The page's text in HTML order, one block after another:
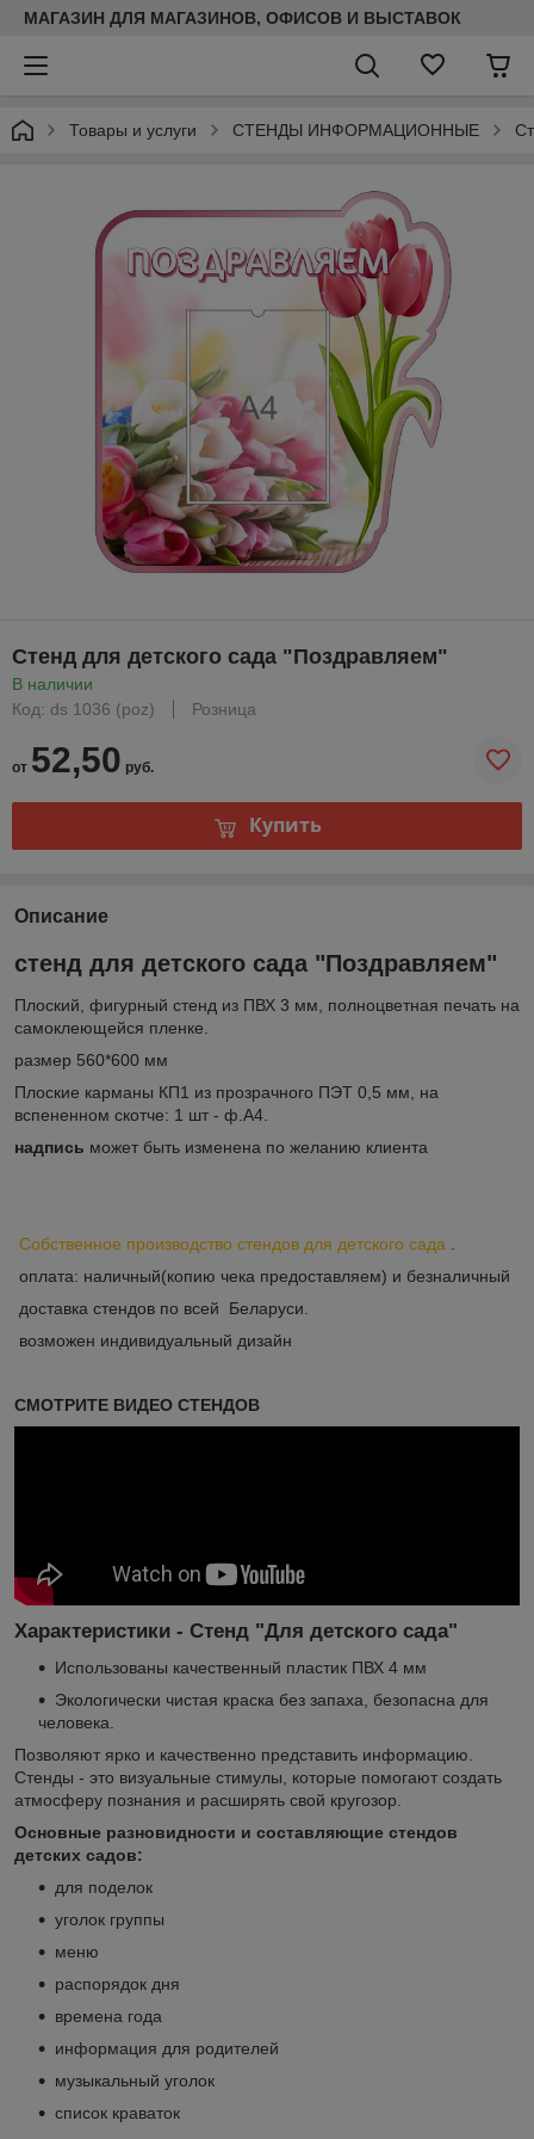
МАГАЗИН ДЛЯ МАГАЗИНОВ, ОФИСОВ И ВЫСТАВОК
Товары и услуги СТЕНДЫ ИНФОРМАЦИОННЫЕ
Стенд для детского сада "Поздравляем"
В наличии
Код: ds 1036 (poz)
Розница
от 52,50 руб.
Купить
Описание
стенд для детского сада "Поздравляем"
Плоский, фигурный стенд из ПВХ 3 мм, полноцветная печать на
самоклеющейся пленке.
размер 560*600 мм
Плоские карманы КП1 из прозрачного ПЭТ 0,5 мм, на
вспененном скотче: 1 шт - ф.А4.
надпись может быть изменена по желанию клиента
Собственное производство стендов для детского сада .
оплата: наличный(копию чека предоставляем) и безналичный
доставка стендов по всей Беларуси.
возможен индивидуальный дизайн
СМОТРИТЕ ВИДЕО СТЕНДОВ
Характеристики - Стенд "Для детского сада"
Использованы качественный пластик ПВХ 4 мм
Экологически чистая краска без запаха, безопасна для
человека.
Позволяют ярко и качественно представить информацию.
Стенды - это визуальные стимулы, которые помогают создать
атмосферу познания и расширять свой кругозор.
Основные разновидности и составляющие стендов
детских садов:
для поделок
уголок группы
меню
распорядок дня
времена года
информация для родителей
музыкальный уголок
список краваток